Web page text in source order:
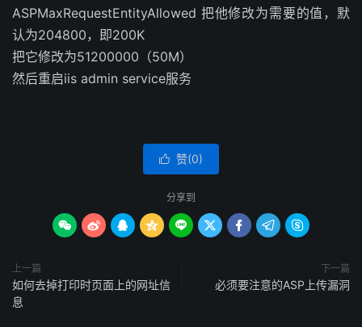
ASPMaxRequestEntityAllowed 把他修改为需要的值，默
认为204800，即200K
把它修改为51200000（50M）
然后重启iis admin service服务
 赞(0)
分享到
        
上一篇
如何去掉打印时页面上的网址信
息
下一篇
必须要注意的ASP上传漏洞